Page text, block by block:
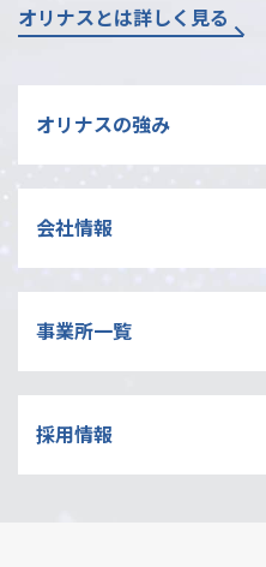
オリナスとは詳しく見る
オリナスの強み
会社情報
事業所一覧
採用情報